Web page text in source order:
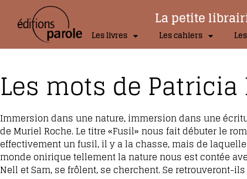
La petite
Les livres Les cahiers
Les mots de Patricia
Immersion dans une nature, immersion dans une
de Muriel Roche. Le titre «Fusil» nous fait débuter le
effectivement un fusil, il y a la chasse, mais de
monde onirique tellement la nature nous est contée
Nell et Sam, se frôlent, se cherchent. Se retrouveront-